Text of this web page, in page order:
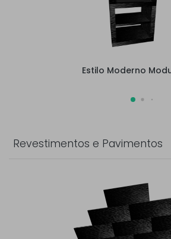
Estilo Moderno
Revestimentos e Pavimentos